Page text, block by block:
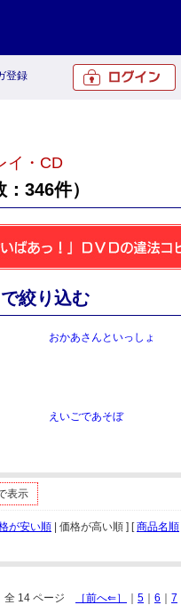
登録
イ・CD
346件）
絞り込む
おかあさんといっしょ
えいごであそぼ
表示
が安い順 | 価格が高い順 ] [商品名順
全 14 ページ ［前へ⇐］ 5 6 7